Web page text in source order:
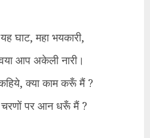
घाट, महा भयकारी,
आप अकेली नारी।
क्या काम करूँ मैं ?
चरणों पर आन धरूँ मैं ?